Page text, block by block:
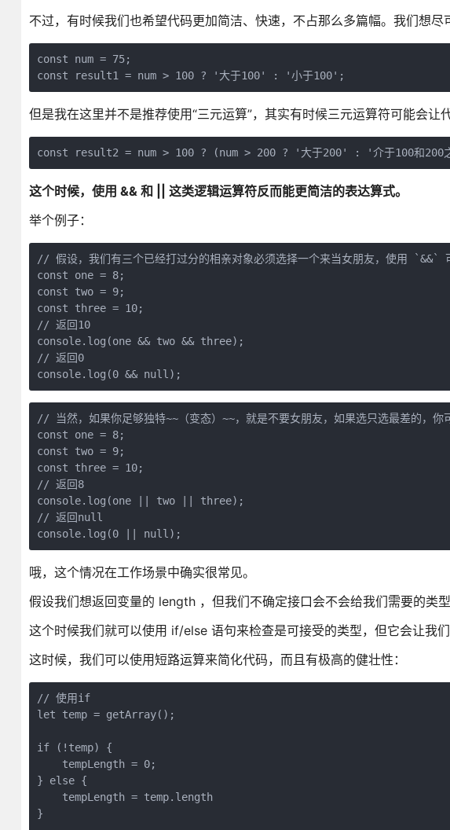
不过，有时候我们也希望代码更加简洁、快速，不占那么多篇幅。我们想尽
const num = 75;
但是我在这里并不是推荐使用“三元运算”，其实有时候三元运算符可能会让
这个时候，使用 && 和 || 这类逻辑运算符反而能更简洁的表达算式。
举个例子：
// 假设，我们有三个已经打过分的相亲对象必须选择一个来当女朋友，使用 `&&`
const one = 8;
const two = 9;
const three = 10;
// 返回10
console.log(one && two && three);
// 返回0
console.log(0 && null);
// 当然，如果你足够独特~~（变态）~~，就是不要女朋友，如果选只选最差的，
const one = 8;
const two = 9;
const three = 10;
// 返回8
console.log(one || two || three);
// 返回null
哦，这个情况在工作场景中确实很常见。
假设我们想返回变量的 length ，但我们不确定接口会不会给我们需要的类型
这个时候我们就可以使用 if/else 语句来检查是可接受的类型，但它会让我们
这时候，我们可以使用短路运算来简化代码，而且有极高的健壮性：
// 使用if
let temp = getArray();
if (!temp) {
tempLength = 0;
} else {
tempLength = temp.length
}